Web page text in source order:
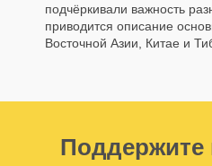
подчёркивали важность
приводится описание
Восточной Азии, Китае и
Поддержите